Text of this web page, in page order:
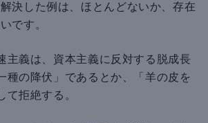
決した例は、ほとんどないか、存在
です。
主義は、資本主義に反対する脱成長
種の降伏」であるとか、「羊の皮を
て拒絶する。